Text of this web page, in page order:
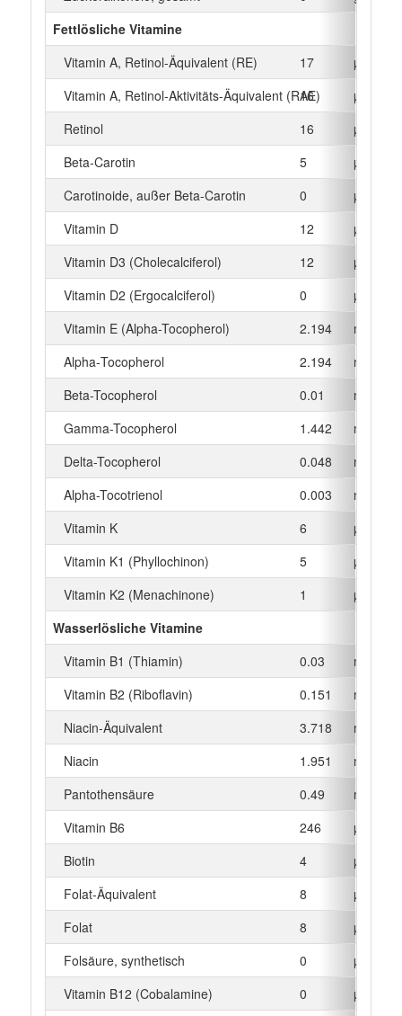
Fettlösliche Vitamine
Vitamin A, Retinol-Äquivalent (RE)
17
µg
Vitamin A, Retinol-Aktivitäts-Äquivalent (RAE)
16
µg
Retinol
16
µg
Beta‑Carotin
5
µg
Carotinoide, außer Beta-Carotin
0
µg
Vitamin D
12
µg
Vitamin D3 (Cholecalciferol)
12
µg
Vitamin D2 (Ergocalciferol)
0
µg
Vitamin E (Alpha-Tocopherol)
2.194
mg
Alpha‑Tocopherol
2.194
mg
Beta-Tocopherol
0.01
mg
Gamma-Tocopherol
1.442
mg
Delta-Tocopherol
0.048
mg
Alpha-Tocotrienol
0.003
mg
Vitamin K
6
µg
Vitamin K1 (Phyllochinon)
5
µg
Vitamin K2 (Menachinone)
1
µg
Wasserlösliche Vitamine
Vitamin B1 (Thiamin)
0.03
mg
Vitamin B2 (Riboflavin)
0.151
mg
Niacin-Äquivalent
3.718
mg
Niacin
1.951
mg
Pantothensäure
0.49
mg
Vitamin B6
246
µg
Biotin
4
µg
Folat-Äquivalent
8
µg
Folat
8
µg
Folsäure, synthetisch
0
µg
Vitamin B12 (Cobalamine)
0
µg